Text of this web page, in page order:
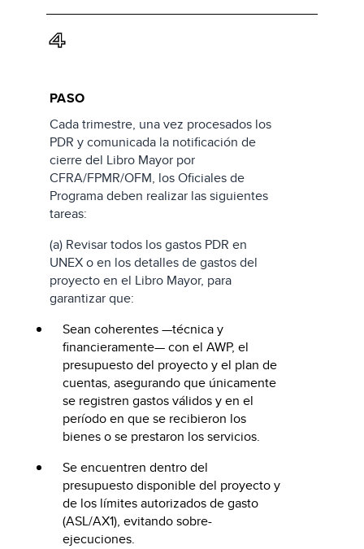
4
PASO
Cada trimestre, una vez procesados los
PDR y comunicada la notificación de
cierre del Libro Mayor por
CFRA/FPMR/OFM, los Oficiales de
Programa deben realizar las siguientes
tareas:
(a) Revisar todos los gastos PDR en
UNEX o en los detalles de gastos del
proyecto en el Libro Mayor, para
garantizar que:
Sean coherentes —técnica y
financieramente— con el AWP, el
presupuesto del proyecto y el plan de
cuentas, asegurando que únicamente
se registren gastos válidos y en el
período en que se recibieron los
bienes o se prestaron los servicios.
Se encuentren dentro del
presupuesto disponible del proyecto y
de los límites autorizados de gasto
(ASL/AX1), evitando sobre-
ejecuciones.